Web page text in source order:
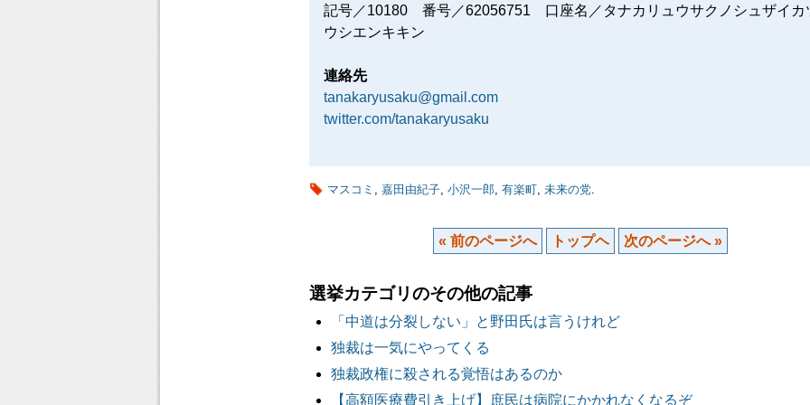
記号／10180 番号／62056751 口座名／タナカリュウサクノシュザイカ
ウシエンキキン
連絡先
tanakaryusaku@gmail.com
twitter.com/tanakaryusaku
マスコミ , 嘉田由紀子, 小沢一郎, 有楽町, 未来の党.
« 前のページへ トップヘ 次のページへ »
選挙カテゴリのその他の記事
「中道は分裂しない」と野田氏は言うけれど
独裁は一気にやってくる
独裁政権に殺される覚悟はあるのか
【高額医療費引き上げ】庶民は病院にかかれなくなるぞ